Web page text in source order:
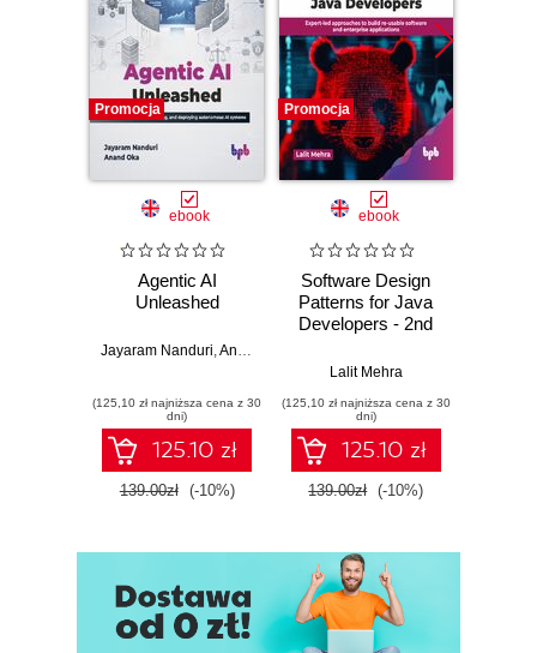
Promocja
ebook
Agentic AI
Unleashed
Jayaram Nanduri Anand Oka
(125,10 zł najniższa cena z 30
dni)
125.10 zł
139.00zł (-10%)
Promocja
ebook
Software Design
Patterns for Java
Developers - 2nd
Lalit Mehra
(125,10 zł najniższa cena z 30
dni)
125.10 zł
139.00zł (-10%)